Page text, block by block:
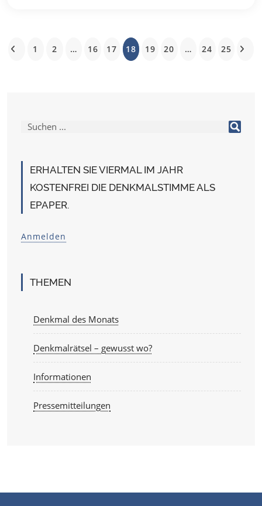
ERHALTEN SIE VIERMAL IM JAHR
KOSTENFREI DIE DENKMALSTIMME ALS
EPAPER.
Anmelden
THEMEN
Denkmal des Monats
Denkmalrätsel – gewusst wo?
Informationen
Pressemitteilungen
1 2 … 16 17 18 19 20 … 24 25